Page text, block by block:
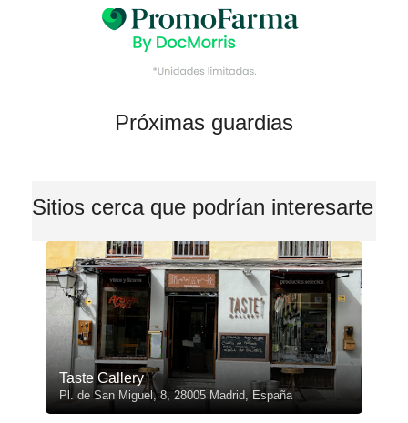
Próximas guardias
Sitios cerca que podrían interesarte
Taste Gallery
Pl. de San Miguel, 8, 28005 Madrid, España